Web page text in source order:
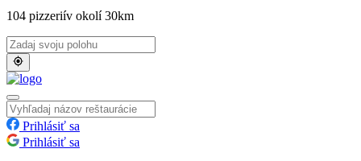
104 pizzeriív okolí 30km
Prihlásiť sa
Prihlásiť sa